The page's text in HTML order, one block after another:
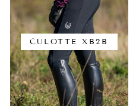
CULOTTE XB2B